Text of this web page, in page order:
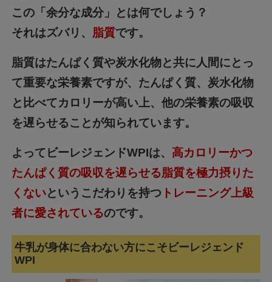
この「余分な成分」とは何でしょう？
それはズバリ、 脂質です。
脂質はたんぱく質や炭水化物と共に人間にとっ
て重要な栄養素ですが、たんぱく質、炭水化物
と比べてカロリーが高い上、他の栄養素の吸収
を遅らせることが知られています。
よってビーレジェンドWPIは、 高カロリーかつ
たんぱく質の吸収を遅らせる脂質を極力摂りた
くないというこだわりを持つ トレーニング上級
者に愛されているのです。
牛乳が身体に合わない方にこそビーレジェンド
WPI